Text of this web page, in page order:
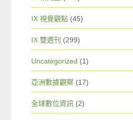
IX 視覺觀點 (45)
IX 雙週刊 (299)
Uncategorized (1)
亞洲數據觀察 (17)
全球數位資訊 (2)